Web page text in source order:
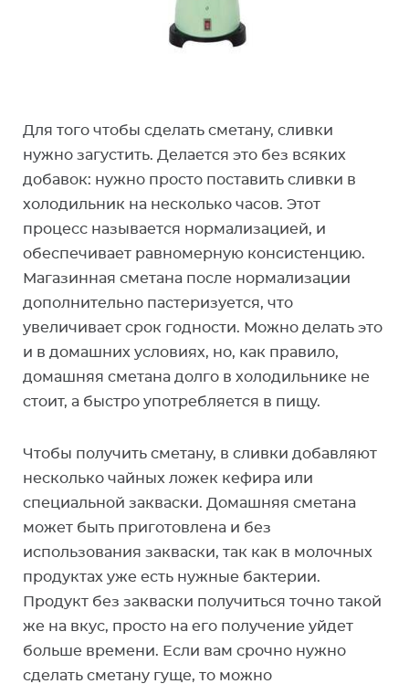
Для того чтобы сделать сметану, сливки
нужно загустить. Делается это без всяких
добавок: нужно просто поставить сливки в
холодильник на несколько часов. Этот
процесс называется нормализацией, и
обеспечивает равномерную консистенцию.
Магазинная сметана после нормализации
дополнительно пастеризуется, что
увеличивает срок годности. Можно делать это
и в домашних условиях, но, как правило,
домашняя сметана долго в холодильнике не
стоит, а быстро употребляется в пищу.
Чтобы получить сметану, в сливки добавляют
несколько чайных ложек кефира или
специальной закваски. Домашняя сметана
может быть приготовлена и без
использования закваски, так как в молочных
продуктах уже есть нужные бактерии.
Продукт без закваски получиться точно такой
же на вкус, просто на его получение уйдет
больше времени. Если вам срочно нужно
сделать сметану гуще, то можно